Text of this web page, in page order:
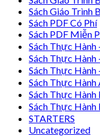
Sách Giáo Trình
Sách PDF Có Phí
Sách PDF Miễn
Sách Thực Hành
Sách Thực Hành
Sách Thực Hành
Sách Thực Hành
Sách Thực Hành
Sách Thực Hành
STARTERS
Uncategorized